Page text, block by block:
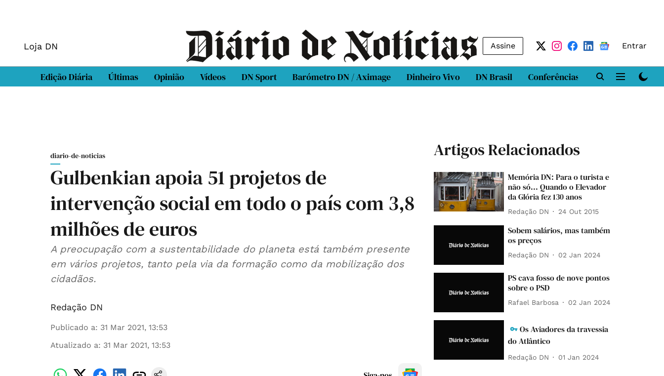
Loja DN Assine Entrar
Edição Diária Últimas Opinião Vídeos DN Sport Barómetro DN / Aximage Dinheiro Vivo DN Brasil Conferências DN LAB
diario-de-noticias
Gulbenkian apoia 51 projetos de
intervenção social em todo o país com 3,8
milhões de euros
A preocupação com a sustentabilidade do planeta está também presente
em vários projetos, tanto pela via da formação como da mobilização dos
cidadãos.
Redação DN
Publicado a: 31 Mar 2021, 13:53
Atualizado a: 31 Mar 2021, 13:53
Artigos Relacionados
Memória DN: Para o turista e
não só... Quando o Elevador
da Glória fez 130 anos
Redação DN 24 Out 2015
Sobem salários, mas também
os preços
Redação DN 02 Jan 2024
PS cava fosso de nove pontos
sobre o PSD
Rafael Barbosa 02 Jan 2024
Os Aviadores da travessia
do Atlântico
Redação DN 01 Jan 2024